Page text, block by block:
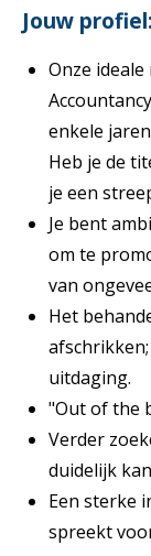
Jouw profiel:
Onze
enkele
Heb je de
je een
Je bent
om te
van
Het
uitdaging.
"Out of the
Verder
duidelijk
Een sterke
spreekt